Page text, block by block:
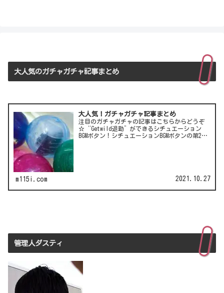
大人気のガチャガチャ記事まとめ
大人気！ガチャガチャ記事まとめ
注目のガチャガチャの記事はこちらからどうぞ
☆“Getwild退勤”ができるシチュエーション
BGMボタン！シチュエーションBGMボタンの第2
m115i.com 2021.10.27
管理人ダスティ